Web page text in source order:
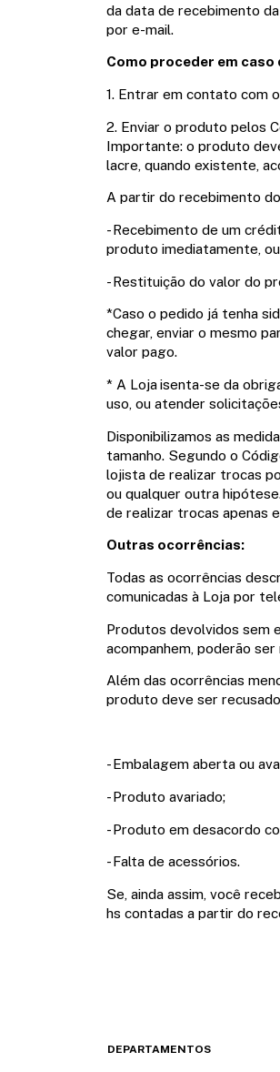
da data de recebimento
por e-mail.
Como proceder em
1. Entrar em contato com
2. Enviar o produto pelos
Importante: o produto
lacre, quando existente,
A partir do recebimento
- Recebimento de um
produto imediatamente,
- Restituição do valor do
*Caso o pedido já tenha
chegar, enviar o mesmo
valor pago.
* A Lojaisenta-se da
uso, ou atender
Disponibilizamos as
tamanho. Segundo o
lojista de realizar trocas
ou qualquer outra
de realizar trocas apenas
Outras ocorrências:
Todas as ocorrências
comunicadas à Loja por
Produtos devolvidos sem
acompanhem, poderão
Além das ocorrências
produto deve ser
- Embalagem aberta ou
- Produto avariado;
- Produto em desacordo
- Falta de acessórios.
Se, ainda assim, você
hs contadas a partir do
DEPARTAMENTOS